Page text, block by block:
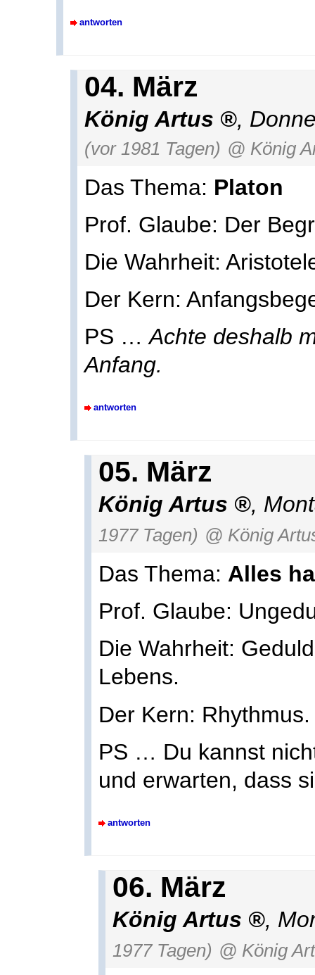
antworten
04. März
König Artus ,
(vor 1981 Tagen) @ König
Das Thema: Platon
Prof. Glaube: Der
Die Wahrheit:
Der Kern:
PS …Achte deshalb
Anfang.
antworten
05. März
König Artus ,
1977 Tagen) @ König
Das Thema: Alles
Prof. Glaube:
Die Wahrheit:
Lebens.
Der Kern: Rhythmus.
PS … Du kannst
und erwarten, dass
antworten
06. März
König Artus ,
1977 Tagen) @ König